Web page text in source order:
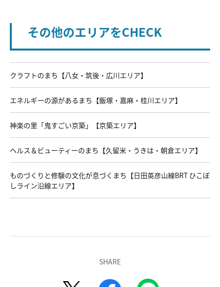
その他のエリアをCHECK
クラフトのまち【八女・筑後・広川エリア】
エネルギーの源があるまち【飯塚・嘉麻・桂川エリア】
神楽の里「鬼すごい京築」【京築エリア】
ヘルス＆ビューティーのまち【久留米・うきは・朝倉エリア】
ものづくりと修験の文化が息づくまち【日田英彦山線BRT ひこぼ
しライン沿線エリア】
SHARE